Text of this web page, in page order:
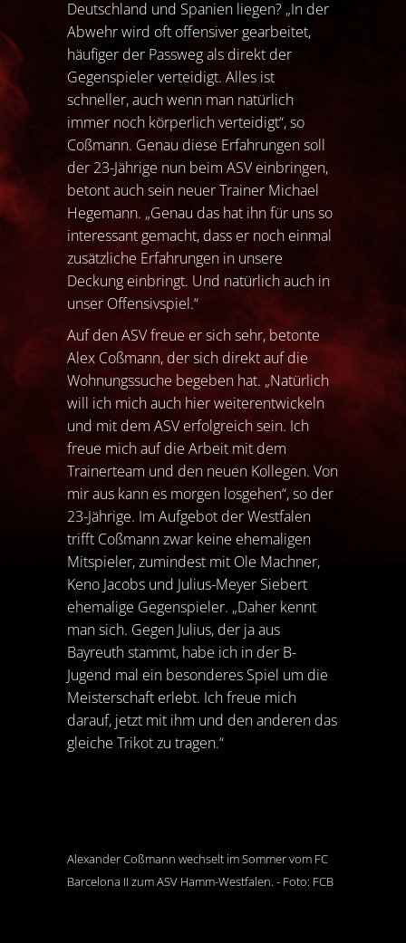
Deutschland und Spanien liegen? „In der
Abwehr wird oft offensiver gearbeitet,
häufiger der Passweg als direkt der
Gegenspieler verteidigt. Alles ist
schneller, auch wenn man natürlich
immer noch körperlich verteidigt“, so
Coßmann. Genau diese Erfahrungen soll
der 23-Jährige nun beim ASV einbringen,
betont auch sein neuer Trainer Michael
Hegemann. „Genau das hat ihn für uns so
interessant gemacht, dass er noch einmal
zusätzliche Erfahrungen in unsere
Deckung einbringt. Und natürlich auch in
unser Offensivspiel.“
Auf den ASV freue er sich sehr, betonte
Alex Coßmann, der sich direkt auf die
Wohnungssuche begeben hat. „Natürlich
will ich mich auch hier weiterentwickeln
und mit dem ASV erfolgreich sein. Ich
freue mich auf die Arbeit mit dem
Trainerteam und den neuen Kollegen. Von
mir aus kann es morgen losgehen“, so der
23-Jährige. Im Aufgebot der Westfalen
trifft Coßmann zwar keine ehemaligen
Mitspieler, zumindest mit Ole Machner,
Keno Jacobs und Julius-Meyer Siebert
ehemalige Gegenspieler. „Daher kennt
man sich. Gegen Julius, der ja aus
Bayreuth stammt, habe ich in der B-
Jugend mal ein besonderes Spiel um die
Meisterschaft erlebt. Ich freue mich
darauf, jetzt mit ihm und den anderen das
gleiche Trikot zu tragen.“
Alexander Coßmann wechselt im Sommer vom FC
Barcelona II zum ASV Hamm-Westfalen. - Foto: FCB